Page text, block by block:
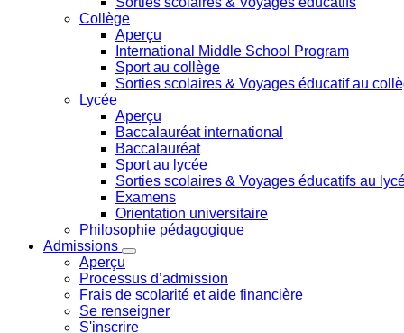
Collège
Aperçu
International Middle School Program
Sport au collège
Sorties scolaires & Voyages éducatif au
Lycée
Aperçu
Baccalauréat international
Baccalauréat
Sport au lycée
Sorties scolaires & Voyages éducatifs au
Examens
Orientation universitaire
Philosophie pédagogique
Admissions
Aperçu
Processus d’admission
Frais de scolarité et aide financière
Se renseigner
S'inscrire